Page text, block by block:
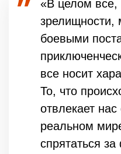
«В целом все,
зрелищности,
боевыми
все носит
То, что
отвлекает
реальном
спрятаться